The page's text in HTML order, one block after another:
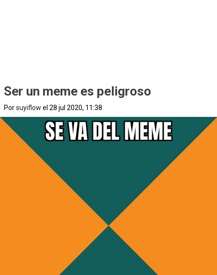
Ser un meme es peligroso
Porsuyiflow el 28 jul 2020, 11:38